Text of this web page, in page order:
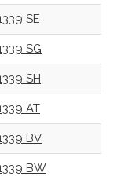
SE
SG
SH
AT
BV
BW